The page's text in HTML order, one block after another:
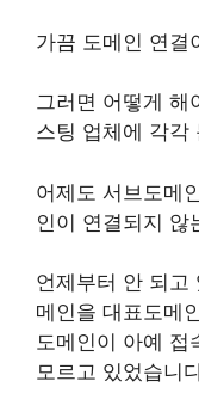
가끔 도메인 연결
그러면 어떻게 해
스팅 업체에 각각
어제도 서브도메
인이 연결되지 않
언제부터 안 되고
메인을 대표도메
도메인이 아예 접
모르고 있었습니